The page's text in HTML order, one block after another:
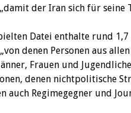
der Iran sich für seine
Datei enthalte rund
denen Personen aus
Frauen und
denen nichtpolitische
auch Regimegegner und